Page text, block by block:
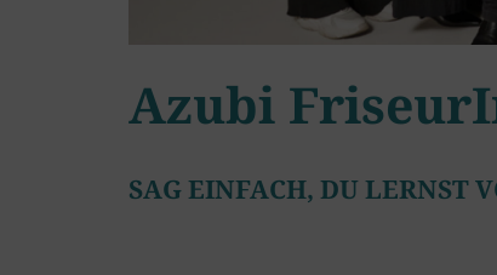
Azubi
SAG EINFACH, DU LERNST